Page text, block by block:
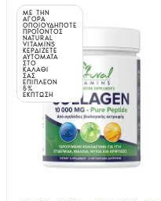
ΜΕ ΤΗΝ
ΑΓΟΡΑ
ΟΠΟΙΟΥΔΗΠΟΤΕ
ΠΡΟΪΟΝΤΟΣ
NATURAL
VITAMINS
ΚΕΡΔΙΖΕΤΕ
ΑΥΤΟΜΑΤΑ
ΣΤΟ
ΚΑΛΑΘΙ
ΣΑΣ
ΕΠΙΠΛΕΟΝ
5%
ΕΚΠΤΩΣΗ